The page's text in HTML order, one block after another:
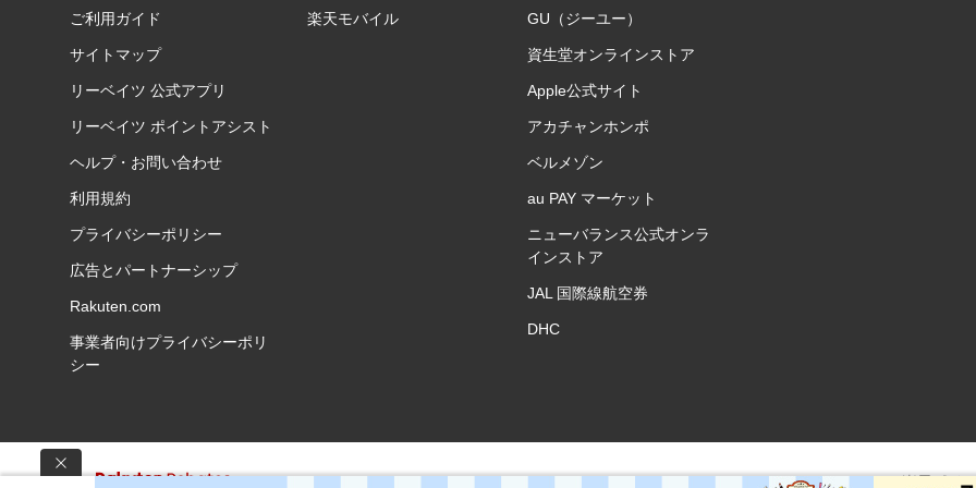
ご利用ガイド
サイトマップ
リーベイツ 公式アプリ
リーベイツ ポイントアシスト
ヘルプ・お問い合わせ
利用規約
プライバシーポリシー
広告とパートナーシップ
Rakuten.com
事業者向けプライバシーポリ
シー
楽天モバイル GU（ジーユー）
資生堂オンラインストア
Apple公式サイト
アカチャンホンポ
ベルメゾン
au PAY マーケット
ニューバランス公式オンラ
インストア
JAL 国際線航空券
DHC
楽天ポイ